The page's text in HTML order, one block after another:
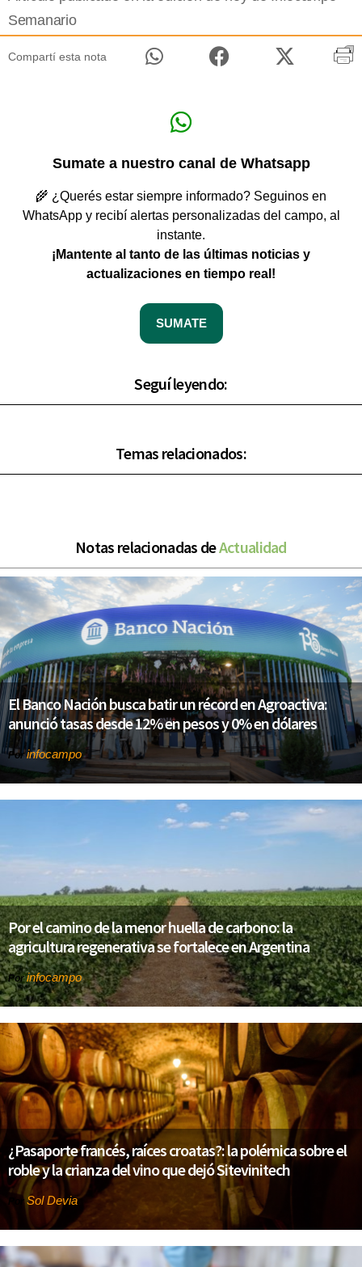
Semanario
Compartí esta nota
Sumate a nuestro canal de Whatsapp
🌾 ¿Querés estar siempre informado? Seguinos en
WhatsApp y recibí alertas personalizadas del campo, al
instante.
¡Mantente al tanto de las últimas noticias y
actualizaciones en tiempo real!
SUMATE
Seguí leyendo:
Temas relacionados:
Notas relacionadas deActualidad
El Banco Nación busca batir un récord en Agroactiva:
anunció tasas desde 12% en pesos y 0% en dólares
Porinfocampo
Por el camino de la menor huella de carbono: la
agricultura regenerativa se fortalece en Argentina
Porinfocampo
¿Pasaporte francés, raíces croatas?: la polémica sobre el
roble y la crianza del vino que dejó Sitevinitech
PorSol Devia